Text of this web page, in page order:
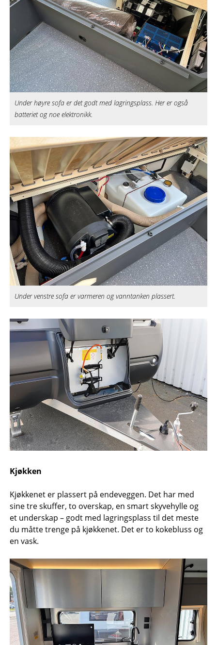
Under høyre sofa er det godt med lagringsplass. Her er også
batteriet og noe elektronikk.
Under venstre sofa er varmeren og vanntanken plassert.
Kjøkken
Kjøkkenet er plassert på endeveggen. Det har med
sine tre skuffer, to overskap, en smart skyvehylle og
et underskap – godt med lagringsplass til det meste
du måtte trenge på kjøkkenet. Det er to kokebluss og
en vask.